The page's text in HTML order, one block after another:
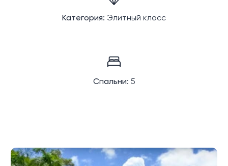
Категория: Элитный класс
Спальни: 5